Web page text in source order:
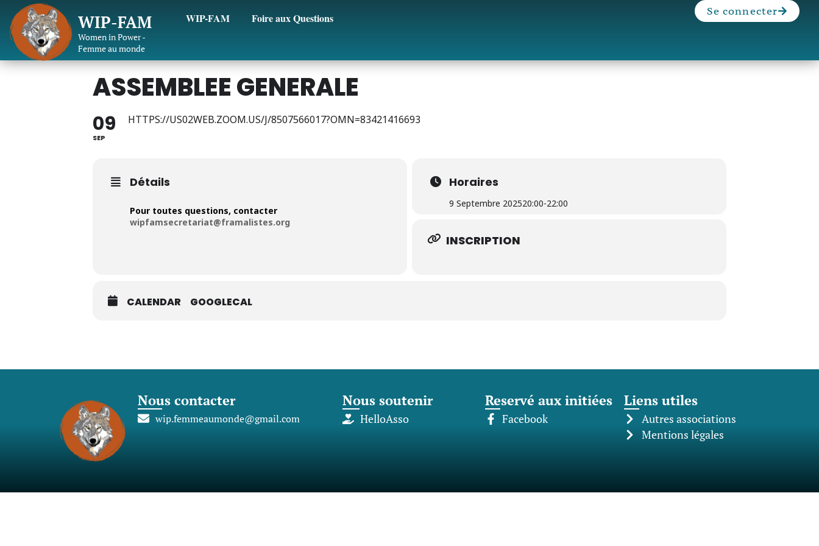
WIP-FAM
Women in Power -
Femme au monde
WIP-FAM Foire aux Questions Se connecter
ASSEMBLEE GENERALE
09
SEP
HTTPS://US02WEB.ZOOM.US/J/8507566017?OMN=83421416693
Détails
Pour toutes questions, contacter
wipfamsecretariat@framalistes.org
Horaires
9 Septembre 202520:00-22:00
INSCRIPTION
CALENDAR GOOGLECAL
Nous contacter
wip.femmeaumonde@gmail.com
Nous soutenir
HelloAsso
Reservé aux initiées
Facebook
Liens utiles
Autres associations
Mentions légales